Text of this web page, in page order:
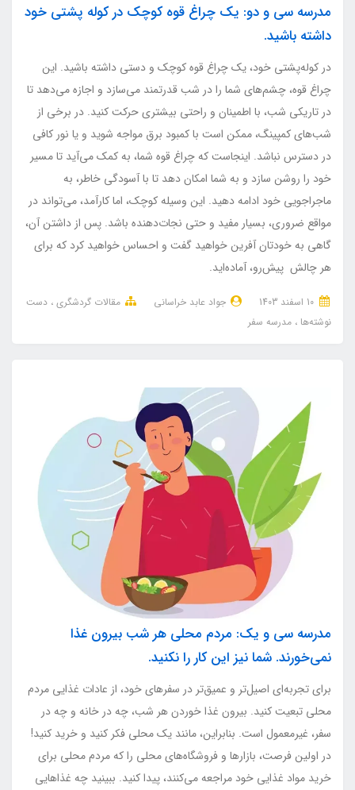
مدرسه سی و دو: یک چراغ قوه کوچک در کوله پشتی خود
داشته باشید.
در کوله‌پشتی خود، یک چراغ قوه کوچک و دستی داشته باشید. این
چراغ قوه، چشم‌های شما را در شب قدرتمند می‌سازد و اجازه می‌دهد تا
در تاریکی شب، با اطمینان و راحتی بیشتری حرکت کنید. در برخی از
شب‌های کمپینگ، ممکن است با کمبود برق مواجه شوید و یا نور کافی
در دسترس نباشد. اینجاست که چراغ قوه شما، به کمک می‌آید تا مسیر
خود را روشن سازد و به شما امکان دهد تا با آسودگی خاطر، به
ماجراجویی خود ادامه دهید. این وسیله کوچک، اما کارآمد، می‌تواند در
مواقع ضروری، بسیار مفید و حتی نجات‌دهنده باشد. پس از داشتن آن،
گاهی به خودتان آفرین خواهید گفت و احساس خواهید کرد که برای
هر چالش پیش‌رو، آماده‌اید.
جواد عابد خراسانی مقالات گردشگری دست
نوشته‌ها
مدرسه سفر
مدرسه سی و یک: مردم محلی هر شب بیرون غذا
نمی‌خورند. شما نیز این کار را نکنید.
برای تجربه‌ای اصیل‌تر و عمیق‌تر در سفرهای خود، از عادات غذایی مردم
محلی تبعیت کنید. بیرون غذا خوردن هر شب، چه در خانه و چه در
سفر، غیرمعمول است. بنابراین، مانند یک محلی فکر کنید و خرید کنید!
در اولین فرصت، بازارها و فروشگاه‌های محلی را که مردم محلی برای
خرید مواد غذایی خود مراجعه می‌کنند، پیدا کنید. ببینید چه غذاهایی